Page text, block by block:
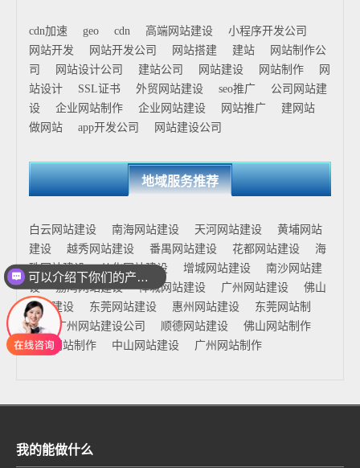
cdn加速 geo cdn 高端网站建设
小程序开发公司
网站开发
网站开发公司 网站搭建 建站
网站制作公
司
网站设计公司 建站公司 网站建设 网站制作
网
站设计
SSL证书 外贸网站建设 seo推广
公司网站建
设
企业网站制作 企业网站建设 网站推广
建网站
做网站
app开发公司 网站建设公司
地域服务推荐
白云网站建设 南海网站建设 天河网站建设
黄埔网站
建设
越秀网站建设 番禺网站建设 花都网站建设
海
珠网站建设
从化网站建设 增城网站建设
南沙网站建
设
荔湾网站建设 禅城网站建设 广州网站建设
佛山
网站建设
东莞网站建设 惠州网站建设
东莞网站制
作
广州网站建设公司 顺德网站建设
佛山网站制作
花都网站制作
中山网站建设 广州网站制作
我的能做什么